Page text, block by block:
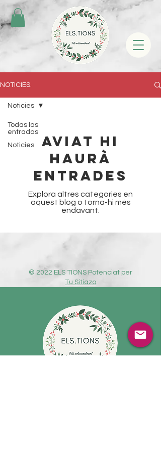
NOTICIES.
Todas las
entradas
Noticies
Noticies
Aviat hi
haurà
entrades
Explora altres categories en
aquest blog o torna-hi més
endavant.
© 2022 ELS TIONS Potenciat per
Tu Sitiazo